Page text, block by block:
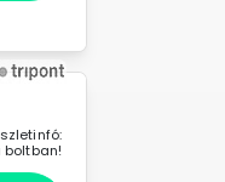
boltban!